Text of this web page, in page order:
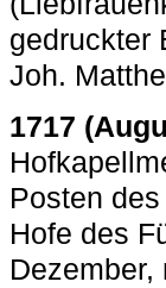
gedruckter
Joh.
1717
Posten
Hofe des